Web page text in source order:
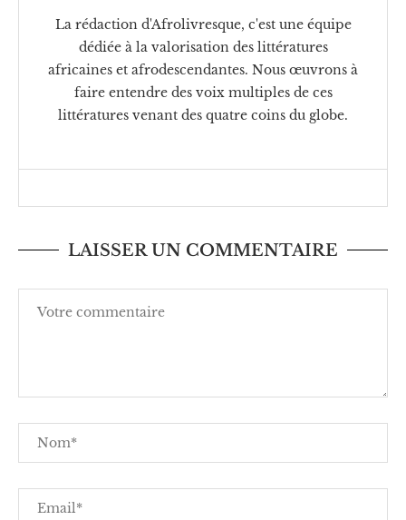
La rédaction d'Afrolivresque, c'est une équipe
dédiée à la valorisation des littératures
africaines et afrodescendantes. Nous œuvrons à
faire entendre des voix multiples de ces
littératures venant des quatre coins du globe.
LAISSER UN COMMENTAIRE